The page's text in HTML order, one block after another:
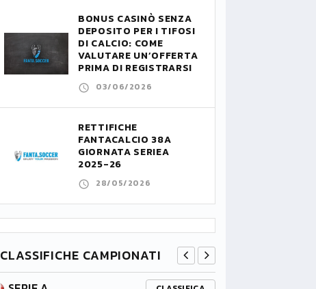
BONUS CASINÒ SENZA
DEPOSITO PER I TIFOSI
DI CALCIO: COME
VALUTARE UN’OFFERTA
PRIMA DI REGISTRARSI
03/06/2026
RETTIFICHE
FANTACALCIO 38A
GIORNATA SERIEA
2025-26
28/05/2026
CLASSIFICHE CAMPIONATI